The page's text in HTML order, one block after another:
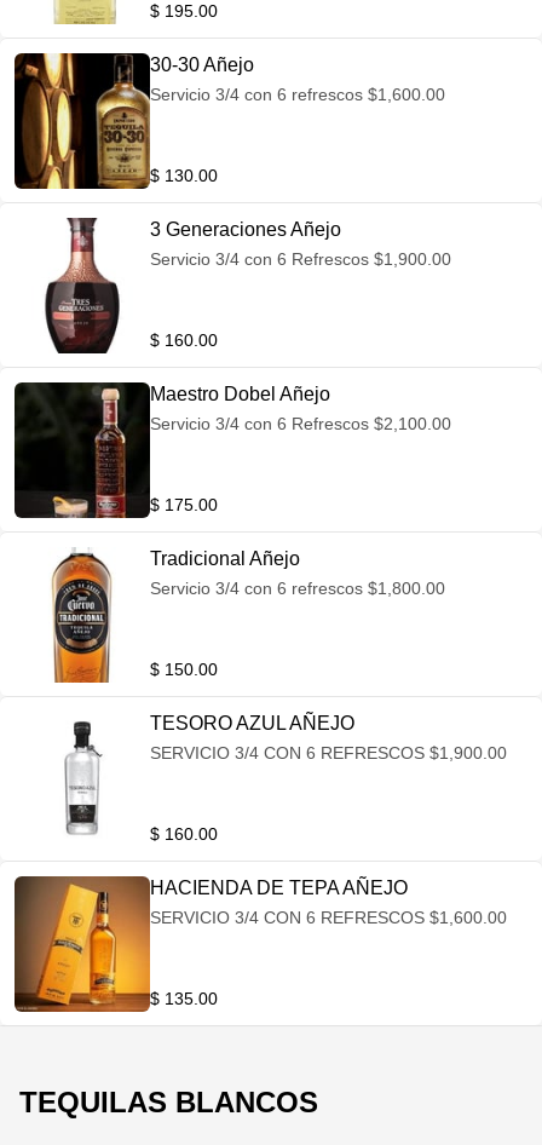
$ 195.00
30-30 Añejo
Servicio 3/4 con 6 refrescos $1,600.00
$ 130.00
3 Generaciones Añejo
Servicio 3/4 con 6 Refrescos $1,900.00
$ 160.00
Maestro Dobel Añejo
Servicio 3/4 con 6 Refrescos $2,100.00
$ 175.00
Tradicional Añejo
Servicio 3/4 con 6 refrescos $1,800.00
$ 150.00
TESORO AZUL AÑEJO
SERVICIO 3/4 CON 6 REFRESCOS $1,900.00
$ 160.00
HACIENDA DE TEPA AÑEJO
SERVICIO 3/4 CON 6 REFRESCOS $1,600.00
$ 135.00
TEQUILAS BLANCOS